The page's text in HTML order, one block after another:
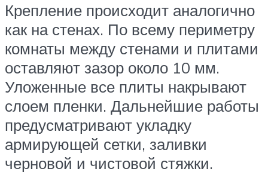
Крепление происходит аналогично
как на стенах. По всему периметру
комнаты между стенами и плитами
оставляют зазор около 10 мм.
Уложенные все плиты накрывают
слоем пленки. Дальнейшие работы
предусматривают укладку
армирующей сетки, заливки
черновой и чистовой стяжки.